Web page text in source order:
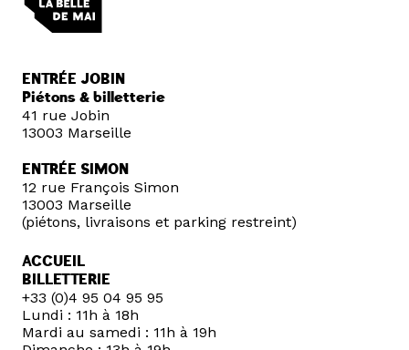
ENTRÉE JOBIN
Piétons & billetterie
41 rue Jobin
13003 Marseille
ENTRÉE SIMON
12 rue François Simon
13003 Marseille
(piétons, livraisons et parking restreint)
ACCUEIL
BILLETTERIE
+33 (0)4 95 04 95 95
Lundi : 11h à 18h
Mardi au samedi : 11h à 19h